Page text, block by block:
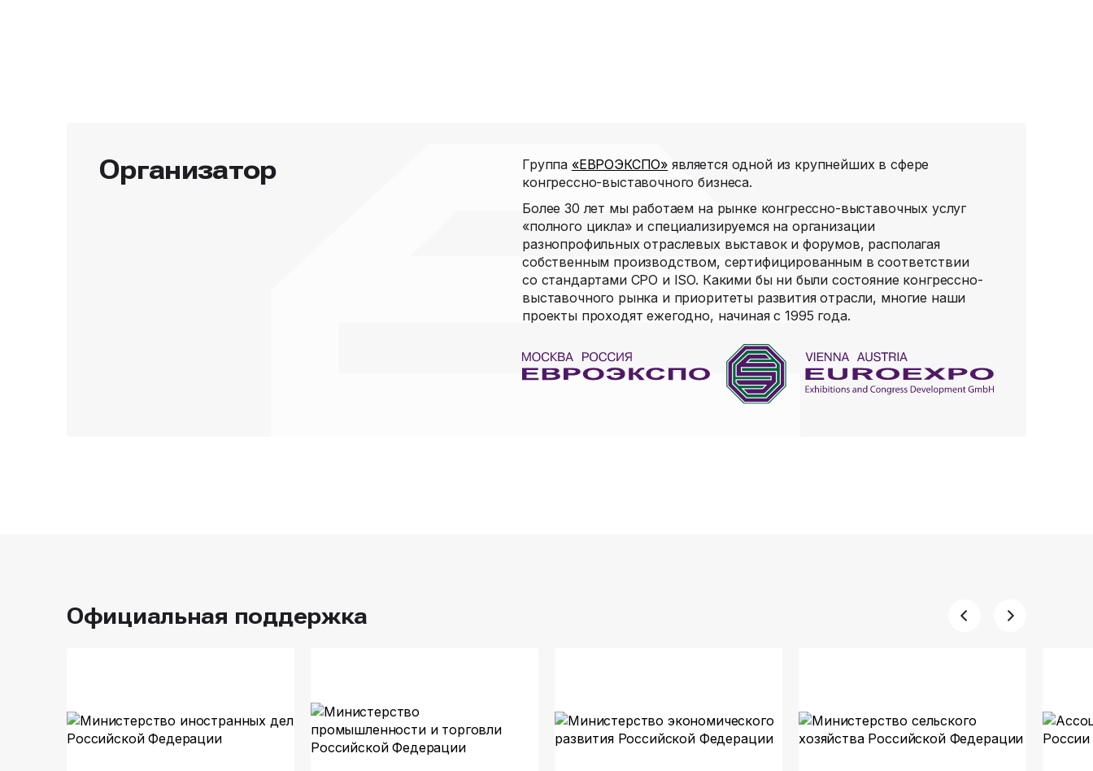
Организатор Группа «ЕВРОЭКСПО» является одной из крупнейших в сфере
конгрессно-выставочного бизнеса.
Более 30 лет мы работаем на рынке конгрессно-выставочных услуг
«полного цикла» и специализируемся на организации
разнопрофильных отраслевых выставок и форумов, располагая
собственным производством, сертифицированным в соответствии
со стандартами СРО и ISO. Какими бы ни были состояние конгрессно-
выставочного рынка и приоритеты развития отрасли, многие наши
проекты проходят ежегодно, начиная с 1995 года.
Официальная поддержка